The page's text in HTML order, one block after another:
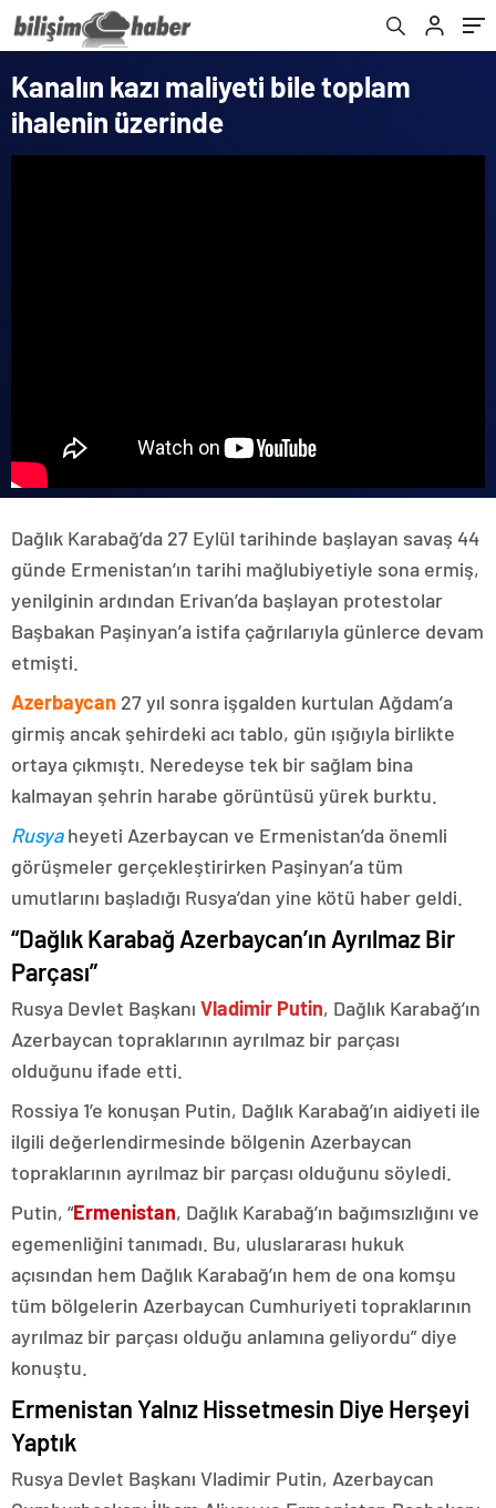
Kanalın kazı maliyeti bile toplam
ihalenin üzerinde
Dağlık Karabağ’da 27 Eylül tarihinde başlayan savaş 44
günde Ermenistan’ın tarihi mağlubiyetiyle sona ermiş,
yenilginin ardından Erivan’da başlayan protestolar
Başbakan Paşinyan’a istifa çağrılarıyla günlerce devam
etmişti.
Azerbaycan 27 yıl sonra işgalden kurtulan Ağdam’a
girmiş ancak şehirdeki acı tablo, gün ışığıyla birlikte
ortaya çıkmıştı. Neredeyse tek bir sağlam bina
kalmayan şehrin harabe görüntüsü yürek burktu.
Rusyaheyeti Azerbaycan ve Ermenistan’da önemli
görüşmeler gerçekleştirirken Paşinyan’a tüm
umutlarını başladığı Rusya’dan yine kötü haber geldi.
“Dağlık Karabağ Azerbaycan’ın Ayrılmaz Bir
Parçası”
Rusya Devlet Başkanı Vladimir Putin, Dağlık Karabağ’ın
Azerbaycan topraklarının ayrılmaz bir parçası
olduğunu ifade etti.
Rossiya 1’e konuşan Putin, Dağlık Karabağ’ın aidiyeti ile
ilgili değerlendirmesinde bölgenin Azerbaycan
topraklarının ayrılmaz bir parçası olduğunu söyledi.
Putin, “Ermenistan, Dağlık Karabağ’ın bağımsızlığını ve
egemenliğini tanımadı. Bu, uluslararası hukuk
açısından hem Dağlık Karabağ’ın hem de ona komşu
tüm bölgelerin Azerbaycan Cumhuriyeti topraklarının
ayrılmaz bir parçası olduğu anlamına geliyordu” diye
konuştu.
Ermenistan Yalnız Hissetmesin Diye Herşeyi
Yaptık
Rusya Devlet Başkanı Vladimir Putin, Azerbaycan